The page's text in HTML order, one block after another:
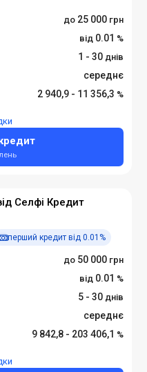
25 000
0.01
1 - 30
середнє
2 940,9 - 11 356,3
Селфі Кредит
перший кредит від 0.01%
50 000
0.01
5 - 30
середнє
9 842,8 - 203 406,1